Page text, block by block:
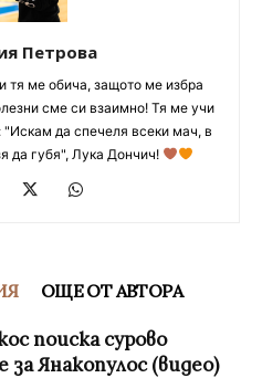
Петрова
тя ме обича, защото ме избра
сме си взаимно! Тя ме учи
да спечеля всеки мач, в
да губя", Лука Дончич!
ОЩЕ ОТ АВТОРА
поиска сурово
за Янакопулос (видео)